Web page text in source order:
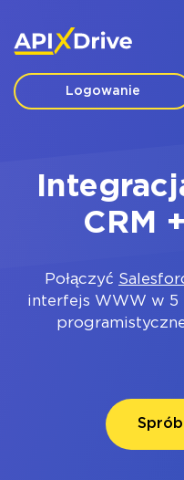
Logowanie
CRM
Połączyć
interfejs WWW w 5